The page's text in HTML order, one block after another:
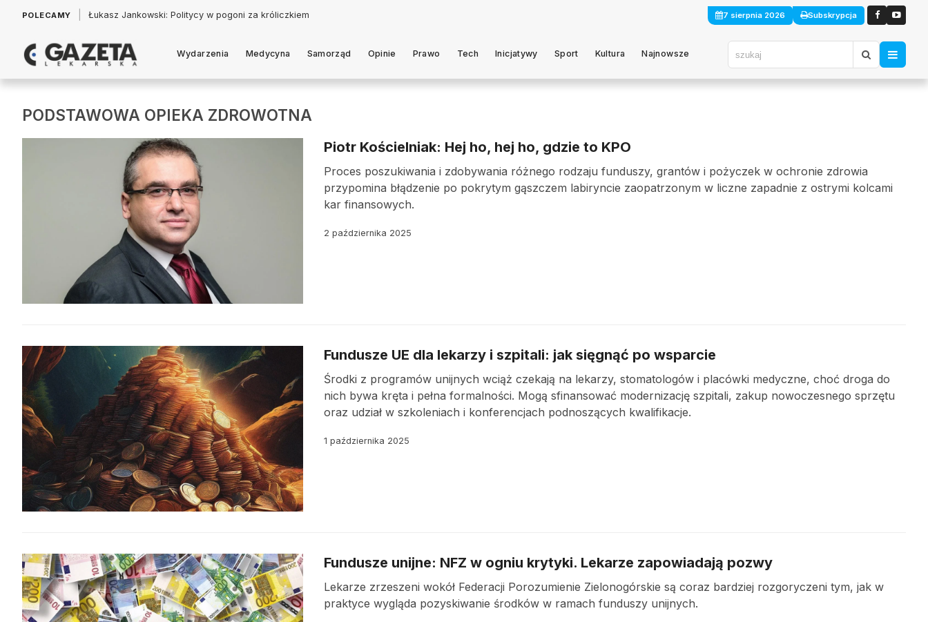
POLECAMY Łukasz Jankowski: Politycy w pogoni za króliczkiem 7 sierpnia 2026 Subskrypcja
Wydarzenia Medycyna Samorząd Opinie Prawo Tech Inicjatywy Sport Kultura Najnowsze
PODSTAWOWA OPIEKA ZDROWOTNA
Piotr Kościelniak: Hej ho, hej ho, gdzie to KPO
Proces poszukiwania i zdobywania różnego rodzaju funduszy, grantów i pożyczek w ochronie zdrowia
przypomina błądzenie po pokrytym gąszczem labiryncie zaopatrzonym w liczne zapadnie z ostrymi kolcami
kar finansowych.
2 października 2025
Fundusze UE dla lekarzy i szpitali: jak sięgnąć po wsparcie
Środki z programów unijnych wciąż czekają na lekarzy, stomatologów i placówki medyczne, choć droga do
nich bywa kręta i pełna formalności. Mogą sfinansować modernizację szpitali, zakup nowoczesnego sprzętu
oraz udział w szkoleniach i konferencjach podnoszących kwalifikacje.
1 października 2025
Fundusze unijne: NFZ w ogniu krytyki. Lekarze zapowiadają pozwy
Lekarze zrzeszeni wokół Federacji Porozumienie Zielonogórskie są coraz bardziej rozgoryczeni tym, jak w
praktyce wygląda pozyskiwanie środków w ramach funduszy unijnych.